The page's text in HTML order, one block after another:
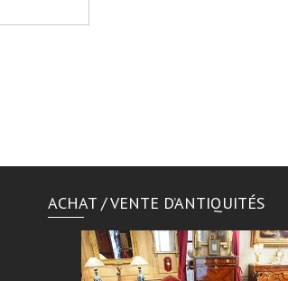
ACHAT / VENTE D’ANTIQUITÉS